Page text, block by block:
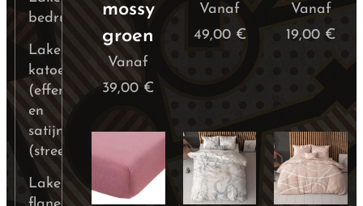
bedrukt
Lakens
katoen
(effen)
en
satijn
(streep)
Lakens
mossy
groen
Vanaf
39,00 €
Vanaf
49,00€
Vanaf
19,00 €